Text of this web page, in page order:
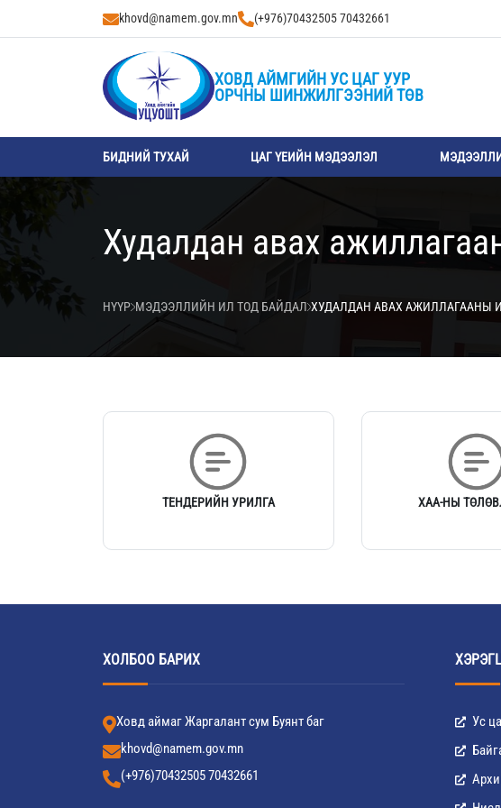
khovd@namem.gov.mn (+976)70432505 70432661
ХОВД АЙМГИЙН УС ЦАГ УУР
ОРЧНЫ ШИНЖИЛГЭЭНИЙ ТӨВ
БИДНИЙ ТУХАЙ ЦАГ ҮЕИЙН МЭДЭЭЛЭЛ
Худалдан авах
НҮҮР МЭДЭЭЛЛИЙН ИЛ ТОД БАЙДАЛ ХУДАЛДАН АВАХ АЖИЛЛАГААНЫ
ТЕНДЕРИЙН УРИЛГА ХАА-НЫ
ХОЛБОО БАРИХ
Ховд аймаг Жаргалант сум Буянт баг
khovd@namem.gov.mn
(+976)70432505 70432661
Ус